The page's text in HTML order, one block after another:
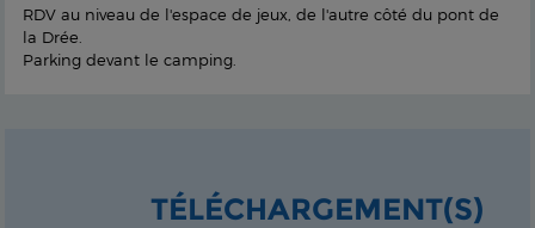
RDV au niveau de l'espace de jeux, de l'autre côté du pont de
la Drée.
Parking devant le camping.
TÉLÉCHARGEMENT(S)